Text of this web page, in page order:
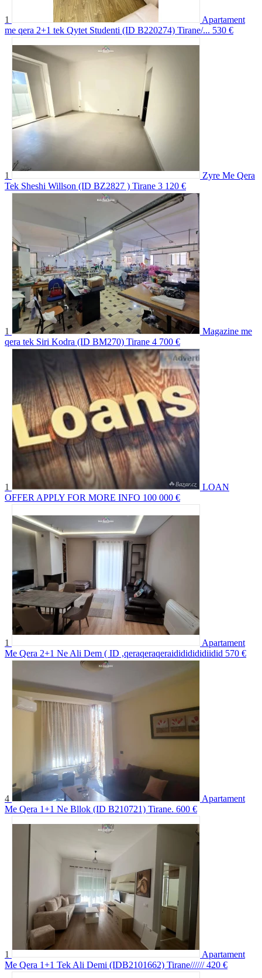
1
Apartament
me qera 2+1 tek Qytet Studenti (ID B220274) Tirane/... 530 €
1
Zyre Me Qera
Tek Sheshi Willson (ID BZ2827 ) Tirane 3 120 €
1
Magazine me
qera tek Siri Kodra (ID BM270) Tirane 4 700 €
1
LOAN
OFFER APPLY FOR MORE INFO 100 000 €
1
Apartament
Me Qera 2+1 Ne Ali Dem ( ID ,qeraqeraqeraidididididiidid 570 €
4
Apartament
Me Qera 1+1 Ne Bllok (ID B210721) Tirane. 600 €
1
Apartament
Me Qera 1+1 Tek Ali Demi (IDB2101662) Tirane////// 420 €